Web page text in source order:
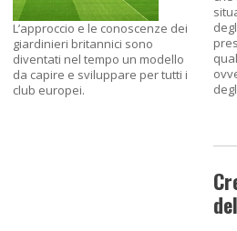
L’approccio e le conoscenze dei
giardinieri britannici sono
diventati nel tempo un modello
da capire e sviluppare per tutti i
club europei.